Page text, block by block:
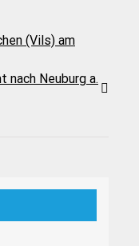
(Vils) am
nach Neuburg a.